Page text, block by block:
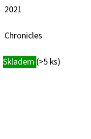
2021
Chronicles
Skladem (>5 ks)